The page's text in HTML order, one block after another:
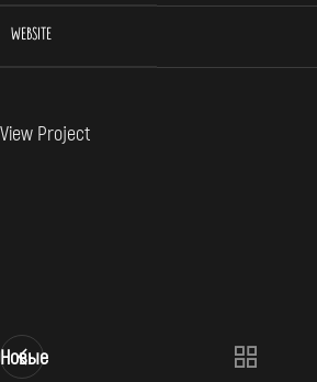
WEBSITE
View Project
Новые